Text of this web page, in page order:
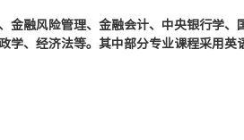
金融风险管理、金融会计、中央银行学、
学、经济法等。其中部分专业课程采用英